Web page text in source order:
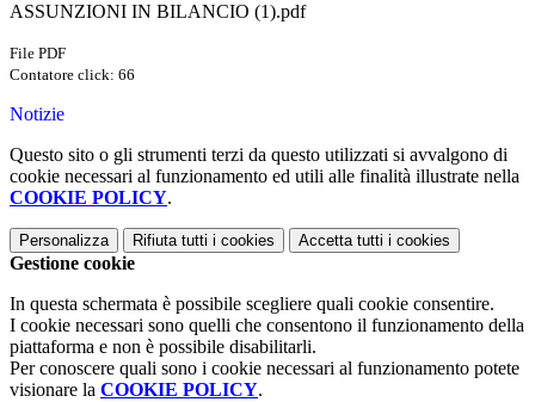
ASSUNZIONI IN BILANCIO (1).pdf
File PDF
Contatore click: 66
Notizie
Questo sito o gli strumenti terzi da questo utilizzati si avvalgono di
cookie necessari al funzionamento ed utili alle finalità illustrate nella
COOKIE POLICY.
Personalizza Rifiuta tutti i cookies Accetta tutti i cookies
Gestione cookie
In questa schermata è possibile scegliere quali cookie consentire.
I cookie necessari sono quelli che consentono il funzionamento della
piattaforma e non è possibile disabilitarli.
Per conoscere quali sono i cookie necessari al funzionamento potete
visionare la COOKIE POLICY.